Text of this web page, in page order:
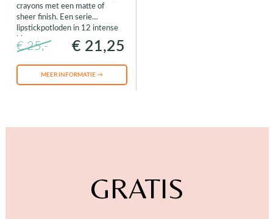
crayons met een matte of
sheer finish. Een serie
lipstickpotloden in 12 intense
€ 25,- € 21,25
MEER INFORMATIE →
GRATIS